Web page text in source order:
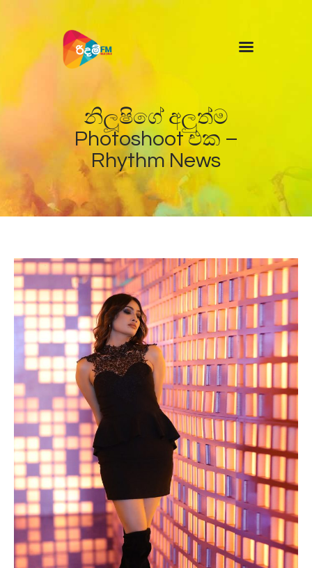
නිලූෂිගේ අලුත්ම
Photoshoot එක –
Rhythm News
News